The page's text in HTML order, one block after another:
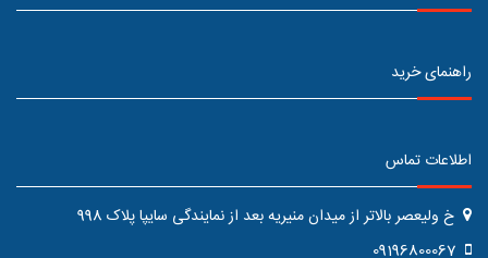
راهنمای خرید
اطلاعات تماس
خ ولیعصر بالاتر از میدان منیریه بعد از نمایندگی سایپا پلاک 998